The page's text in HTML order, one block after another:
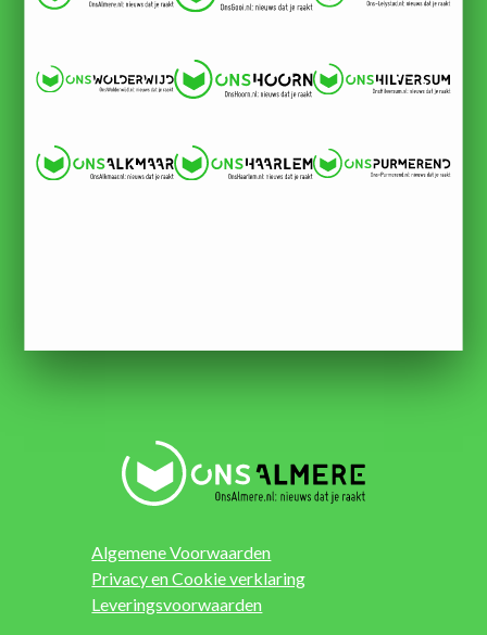
Algemene Voorwaarden
Privacy en Cookie verklaring
Leveringsvoorwaarden